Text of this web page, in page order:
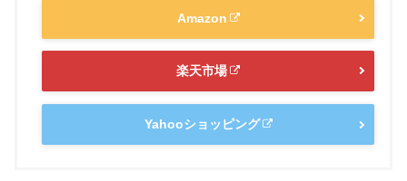
Amazon
楽天市場
Yahooショッピング